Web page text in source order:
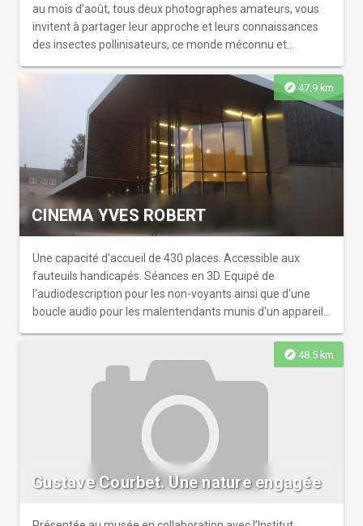
au mois d’août, tous deux photographes amateurs, vous
invitent à partager leur approche et leurs connaissances
des insectes pollinisateurs, ce monde méconnu et
Domaine du Gasseau. Ouvert tous les jours du 11h30 à
19h. Entrée libre et gratuite.
explore 47.9 km
CINEMA YVES ROBERT
Une capacité d'accueil de 430 places. Accessible aux
fauteuils handicapés. Séances en 3D. Equipé de
l'audiodescription pour les non-voyants ainsi que d'une
boucle audio pour les malentendants munis d'un appareil
explore 48.5 km
Gustave Courbet. Une nature engagée